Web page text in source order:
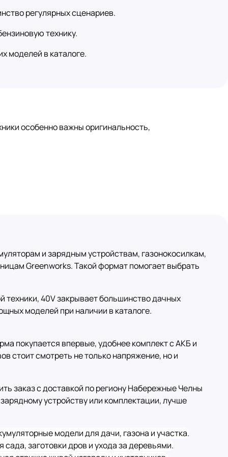
регулярных сценариев.
технику.
моделей в каталоге.
особенно важны оригинальность,
и зарядным устройствам, газонокосилкам,
Greenworks. Такой формат помогает выбрать
техники, 40V закрывает большинство дачных
моделей при наличии в каталоге.
покупается впервые, удобнее комплект с АКБ и
стоит смотреть не только напряжение, но и
заказ с доставкой по региону Набережные Челны
устройству или комплектации, лучше
модели для дачи, газона и участка.
сада, заготовки дров и ухода за деревьями.